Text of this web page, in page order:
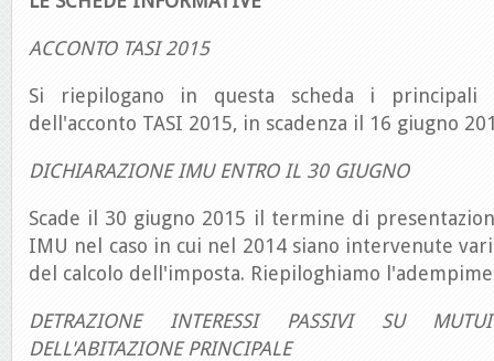
ACCONTO TASI 2015
Si riepilogano in questa scheda i principali
dell'acconto TASI 2015, in scadenza il 16 giugno
DICHIARAZIONE IMU ENTRO IL 30 GIUGNO
Scade il 30 giugno 2015 il termine di
IMU nel caso in cui nel 2014 siano intervenute
del calcolo dell'imposta. Riepiloghiamo
DETRAZIONE INTERESSI PASSIVI SU
DELL'ABITAZIONE PRINCIPALE